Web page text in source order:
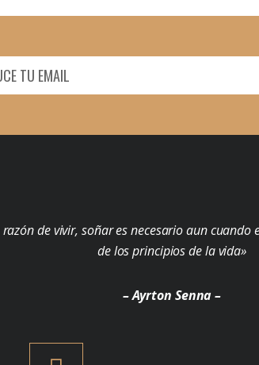
de vivir, soñar es necesario aun
de los principios de la vida»
– Ayrton Senna –